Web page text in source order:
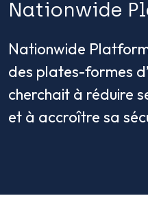
Nationwide
Nationwide
des plates-formes
cherchait à réduire
et à accroître sa